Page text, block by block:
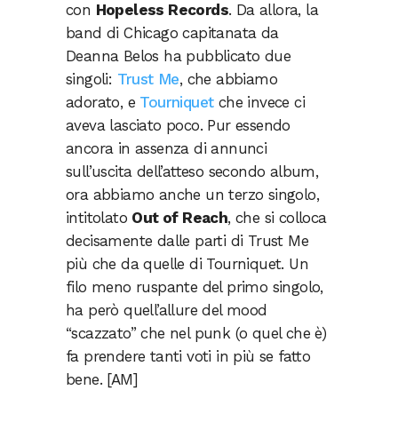
con Hopeless Records. Da allora, la
band di Chicago capitanata da
Deanna Belos ha pubblicato due
singoli: Trust Me, che abbiamo
adorato, e Tourniquetche invece ci
aveva lasciato poco. Pur essendo
ancora in assenza di annunci
sull’uscita dell’atteso secondo album,
ora abbiamo anche un terzo singolo,
intitolato Out of Reach, che si colloca
decisamente dalle parti di Trust Me
più che da quelle di Tourniquet. Un
filo meno ruspante del primo singolo,
ha però quell’allure del mood
“scazzato” che nel punk (o quel che è)
fa prendere tanti voti in più se fatto
bene. [AM]